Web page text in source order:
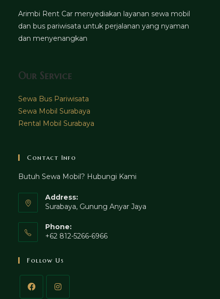
Arimbi Rent Car menyediakan layanan sewa mobil
dan bus pariwisata untuk perjalanan yang nyaman
dan menyenangkan
Our Service
Sewa Bus Pariwisata
Sewa Mobil Surabaya
Rental Mobil Surabaya
Contact Info
Butuh Sewa Mobil? Hubungi Kami
Address:
Surabaya, Gunung Anyar Jaya
Phone:
+62 812-5266-6966
Follow Us